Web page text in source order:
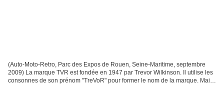
(Auto-Moto-Retro, Parc des Expos de Rouen, Seine-Maritime, septembre
2009) La marque TVR est fondée en 1947 par Trevor Wilkinson. Il utilise les
consonnes de son prénom "TreVoR" pour former le nom de la marque. Mais